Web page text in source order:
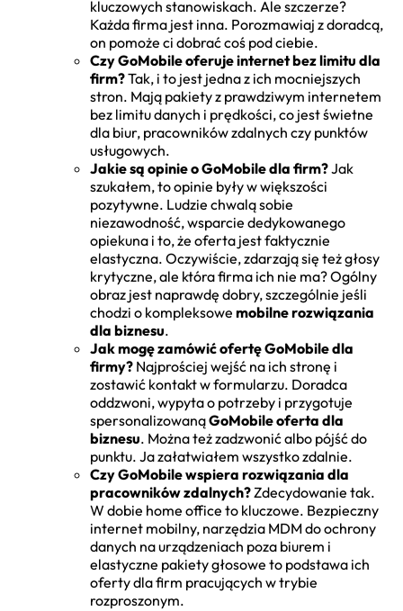
kluczowych stanowiskach. Ale szczerze?
Każda firma jest inna. Porozmawiaj z doradcą,
on pomoże ci dobrać coś pod ciebie.
Czy GoMobile oferuje internet bez limitu dla
firm?Tak, i to jest jedna z ich mocniejszych
stron. Mają pakiety z prawdziwym internetem
bez limitu danych i prędkości, co jest świetne
dla biur, pracowników zdalnych czy punktów
usługowych.
Jakie są opinie o GoMobile dla firm?Jak
szukałem, to opinie były w większości
pozytywne. Ludzie chwalą sobie
niezawodność, wsparcie dedykowanego
opiekuna i to, że oferta jest faktycznie
elastyczna. Oczywiście, zdarzają się też głosy
krytyczne, ale która firma ich nie ma? Ogólny
obraz jest naprawdę dobry, szczególnie jeśli
chodzi o kompleksowe mobilne rozwiązania
dla biznesu.
Jak mogę zamówić ofertę GoMobile dla
firmy? Najprościej wejść na ich stronę i
zostawić kontakt w formularzu. Doradca
oddzwoni, wypyta o potrzeby i przygotuje
spersonalizowanąGoMobile oferta dla
biznesu. Można też zadzwonić albo pójść do
punktu. Ja załatwiałem wszystko zdalnie.
Czy GoMobile wspiera rozwiązania dla
pracowników zdalnych?Zdecydowanie tak.
W dobie home office to kluczowe. Bezpieczny
internet mobilny, narzędzia MDM do ochrony
danych na urządzeniach poza biurem i
elastyczne pakiety głosowe to podstawa ich
oferty dla firm pracujących w trybie
rozproszonym.